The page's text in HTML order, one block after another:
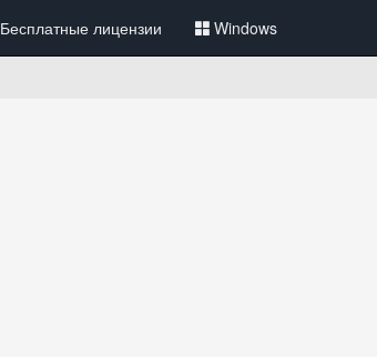
Бесплатные лицензии Windows